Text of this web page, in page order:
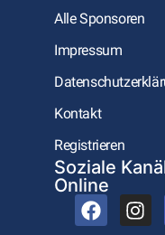
Alle Sponsoren
Impressum
Kontakt
Registrieren
Soziale
Online